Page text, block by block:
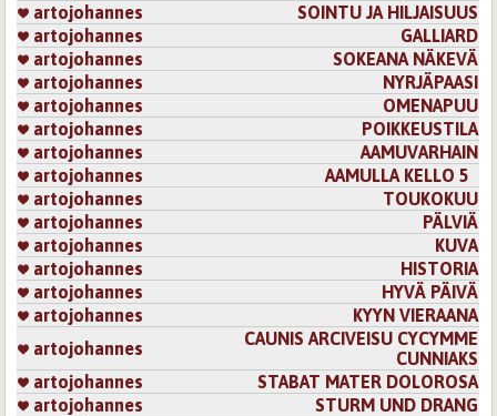
artojohannes
SOINTU JA HILJAISUUS
artojohannes
GALLIARD
artojohannes
SOKEANA NÄKEVÄ
artojohannes
NYRJÄPAASI
artojohannes
OMENAPUU
artojohannes
POIKKEUSTILA
artojohannes
AAMUVARHAIN
artojohannes
AAMULLA KELLO 5
artojohannes
TOUKOKUU
artojohannes
PÄLVIÄ
artojohannes
KUVA
artojohannes
HISTORIA
artojohannes
HYVÄ PÄIVÄ
artojohannes
KYYN VIERAANA
artojohannes
CAUNIS ARCIVEISU CYCYMME
CUNNIAKS
artojohannes
STABAT MATER DOLOROSA
artojohannes
STURM UND DRANG